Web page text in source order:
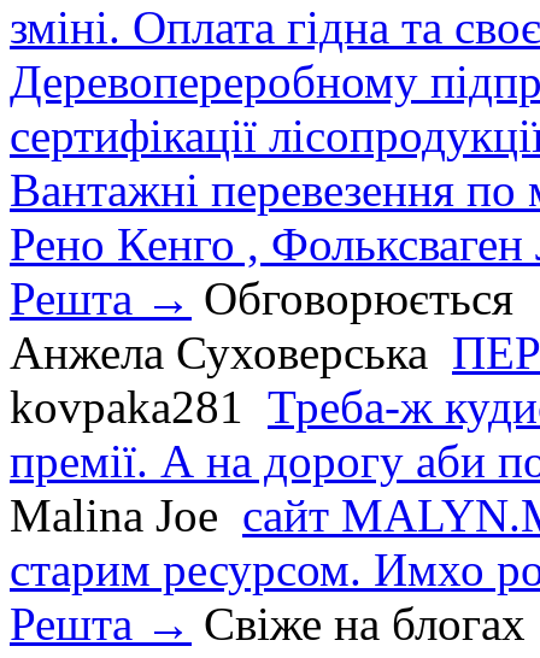
зміні. Оплата гідна та
Деревопереробному
сертифікації
Вантажні перевезення по
Рено Кенго ,
Решта → Обговорюється
Анжела Суховерська
kovpaka281 Треба-ж
премії. А на дорогу аби
Malina Joe сайт
старим ресурсом. Имхо
Решта → Свіже на блогах